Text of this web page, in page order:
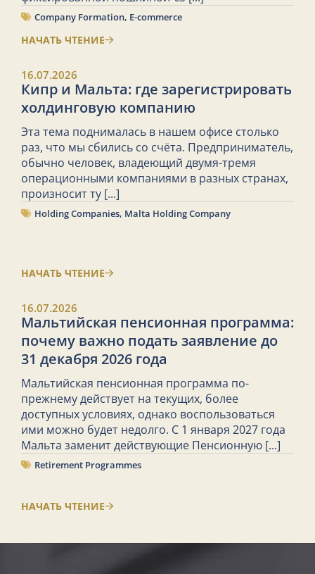
Company Formation, E-commerce
НАЧАТЬ ЧТЕНИЕ
16.07.2026
Кипр и Мальта: где зарегистрировать
холдинговую компанию
Эта тема поднималась в нашем офисе столько
раз, что мы сбились со счёта. Предприниматель,
обычно человек, владеющий двумя-тремя
операционными компаниями в разных странах,
произносит ту [...]
Holding Companies, Malta Holding Company
НАЧАТЬ ЧТЕНИЕ
16.07.2026
Мальтийская пенсионная программа:
почему важно подать заявление до
31 декабря 2026 года
Мальтийская пенсионная программа по-
прежнему действует на текущих, более
доступных условиях, однако воспользоваться
ими можно будет недолго. С 1 января 2027 года
Мальта заменит действующие Пенсионную [...]
Retirement Programmes
НАЧАТЬ ЧТЕНИЕ